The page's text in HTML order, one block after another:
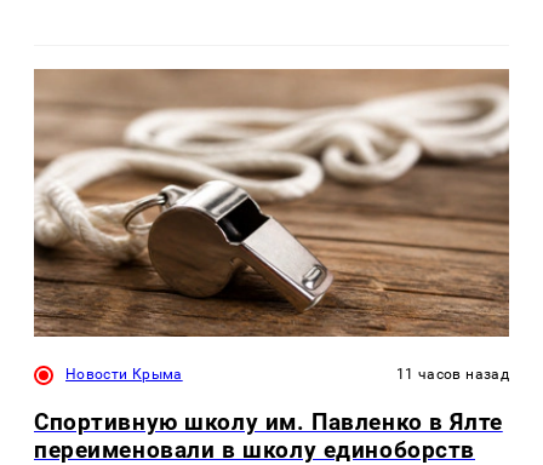
Новости Крыма 11 часов назад
Спортивную школу им. Павленко в Ялте
переименовали в школу единоборств